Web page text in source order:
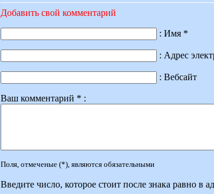
Добавить свой комментарий
: Имя *
: Адрес
: Вебсайт
Ваш комментарий * :
Поля, отмеченые (*), являются обязательными
Введите число, которое стоит после знака равно в